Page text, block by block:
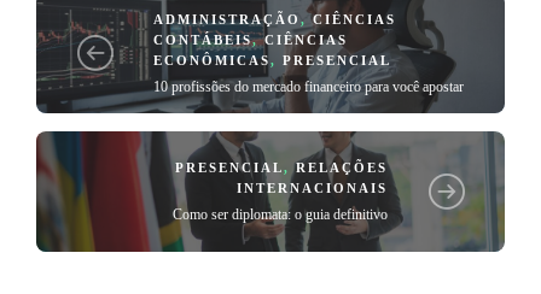
ADMINISTRAÇÃO ,CIÊNCIAS
CONTÁBEIS,CIÊNCIAS
ECONÔMICAS, PRESENCIAL
10 profissões do mercado financeiro para você apostar
PRESENCIAL,RELAÇÕES
INTERNACIONAIS
Como ser diplomata: o guia definitivo